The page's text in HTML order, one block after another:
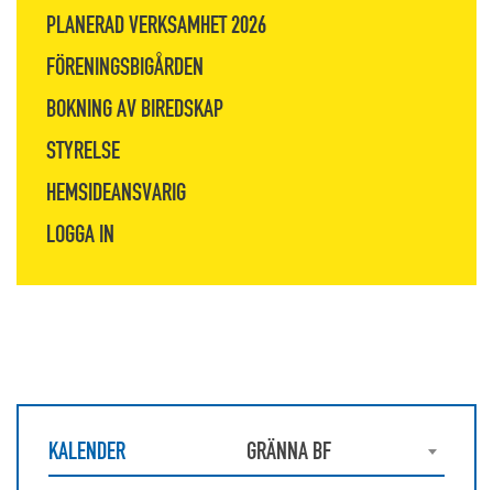
PLANERAD VERKSAMHET 2026
FÖRENINGSBIGÅRDEN
BOKNING AV BIREDSKAP
STYRELSE
HEMSIDEANSVARIG
LOGGA IN
KALENDER
GRÄNNA BF